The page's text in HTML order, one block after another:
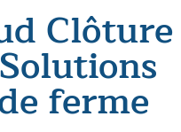
Clôture
ferme